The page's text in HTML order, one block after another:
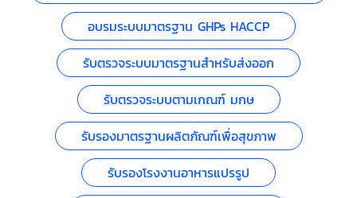
อบรมระบบมาตรฐาน GHPs HACCP
รับตรวจระบบมาตรฐานสำหรับส่งออก
รับตรวจระบบตามเกณฑ์ มกษ
รับรองมาตรฐานผลิตภัณฑ์เพื่อสุขภาพ
รับรองโรงงานอาหารแปรรูป